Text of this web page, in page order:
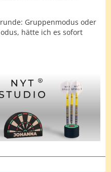
Gruppenmodus oder
hätte ich es sofort